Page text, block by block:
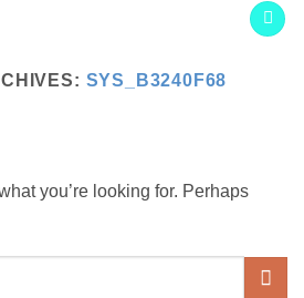
SYS_B3240F68
you’re looking for. Perhaps